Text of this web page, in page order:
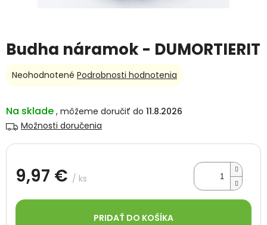
Budha náramok - DUMORTIERIT
Na sklade
11.8.2026
Možnosti doručenia
9,97 € / ks
cena:
PRIDAŤ DO KOŠÍKA
Priemerné
je
0,0
z
5
Neohodnotené Podrobnosti hodnotenia